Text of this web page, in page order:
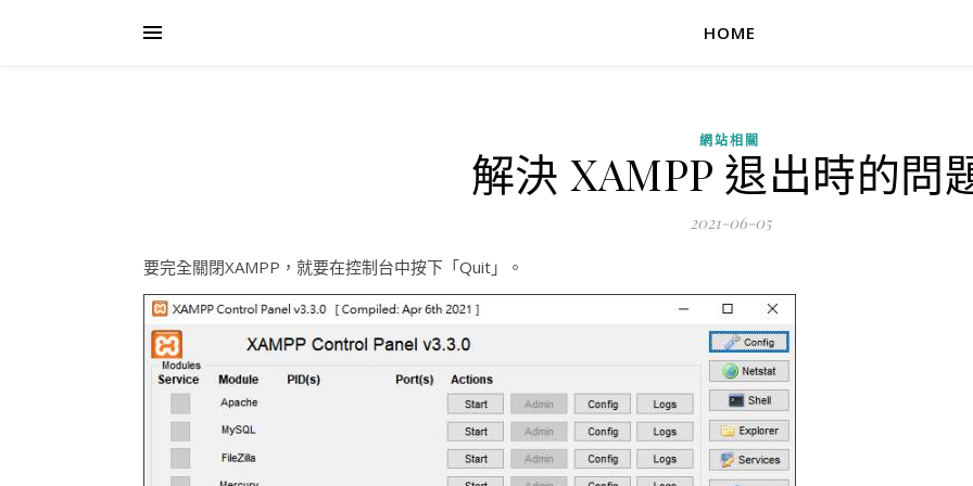
HOME
網站相關
解決 XAMPP 退出時的問
2021-06-05
要完全關閉XAMPP，就要在控制台中按下「Quit」。